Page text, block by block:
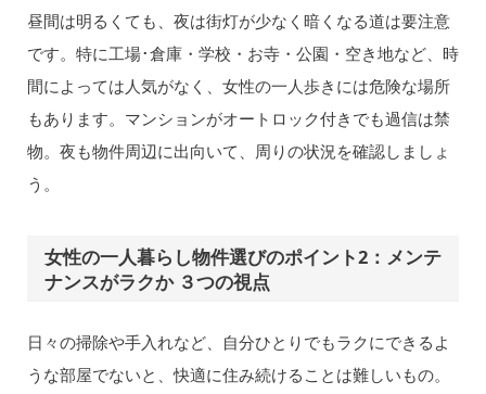
昼間は明るくても、夜は街灯が少なく暗くなる道は要注意
です。特に工場･倉庫・学校・お寺・公園・空き地など、時
間によっては人気がなく、女性の一人歩きには危険な場所
もあります。マンションがオートロック付きでも過信は禁
物。夜も物件周辺に出向いて、周りの状況を確認しましょ
う。
女性の一人暮らし物件選びのポイント2：メンテ
ナンスがラクか ３つの視点
日々の掃除や手入れなど、自分ひとりでもラクにできるよ
うな部屋でないと、快適に住み続けることは難しいもの。